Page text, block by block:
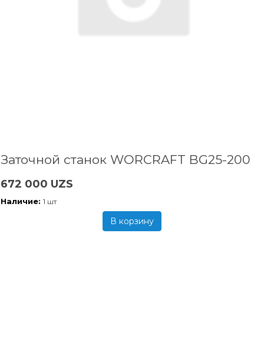
Заточной станок WORCRAFT BG25-200
672 000 UZS
Наличие: 1 шт
В корзину